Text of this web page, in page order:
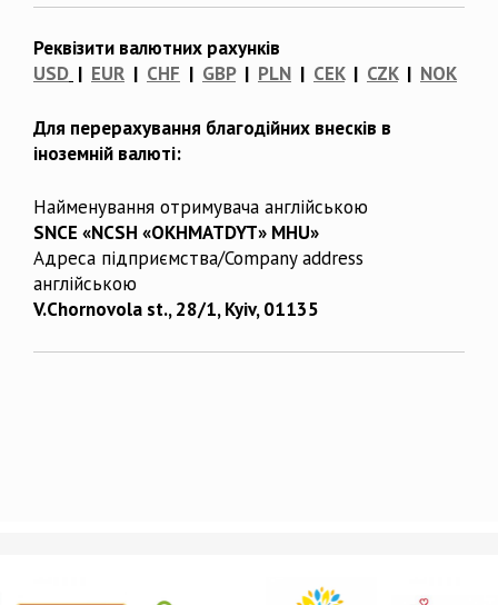
Реквізити валютних рахунків
USD | EUR | CHF | GBP| PLN | CEK| CZK| NOK
Для перерахування благодійних внесків в
іноземній валюті:
Найменування отримувача англійською
SNCE «NCSH «OKHMATDYT» MHU»
Адреса підприємства/Company address
англійською
V.Chornovola st., 28/1, Kyiv, 01135